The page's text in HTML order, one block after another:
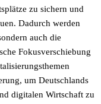
zu sichern und
Dadurch werden
auch die
Fokusverschiebung
um Deutschlands
digitalen Wirtschaft zu